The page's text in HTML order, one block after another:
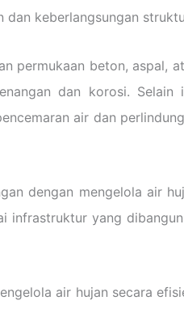
dan keberlangsungan
permukaan beton, aspal,
dan korosi. Selain
air dan
dengan mengelola air
infrastruktur yang
air hujan secara